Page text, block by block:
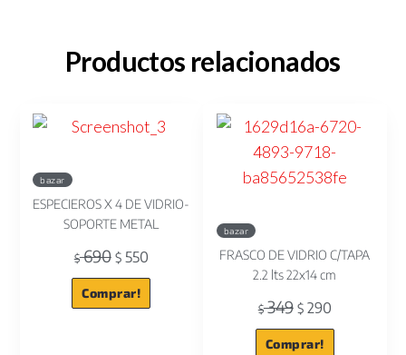
Productos relacionados
bazar
ESPECIEROS X 4 DE VIDRIO-
SOPORTE METAL
$690 $550
Comprar!
bazar
FRASCO DE VIDRIO C/TAPA
2.2 lts 22x14 cm
$349 $290
Comprar!